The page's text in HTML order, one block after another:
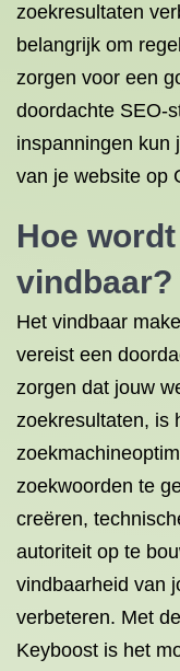
zoekresultaten
belangrijk om
zorgen voor een
doordachte SEO-
inspanningen kun
van je website op
Hoe
vindbaar?
Het vindbaar
vereist een
zorgen dat jouw
zoekresultaten, is
zoekwoorden te
creëren,
autoriteit op te
vindbaarheid van
verbeteren. Met
Keyboost is het